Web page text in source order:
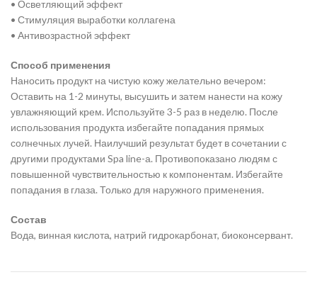
• Осветляющий эффект
• Стимуляция выработки коллагена
• Антивозрастной эффект
Способ применения
Наносить продукт на чистую кожу желательно вечером:
Оставить на 1-2 минуты, высушить и затем нанести на кожу
увлажняющий крем. Используйте 3-5 раз в неделю. После
использования продукта избегайте попадания прямых
солнечных лучей. Наилучший результат будет в сочетании с
другими продуктами Spa line-а. Противопоказано людям с
повышенной чувствительностью к компонентам. Избегайте
попадания в глаза. Только для наружного применения.
Состав
Вода, винная кислота, натрий гидрокарбонат, биоконсервант.